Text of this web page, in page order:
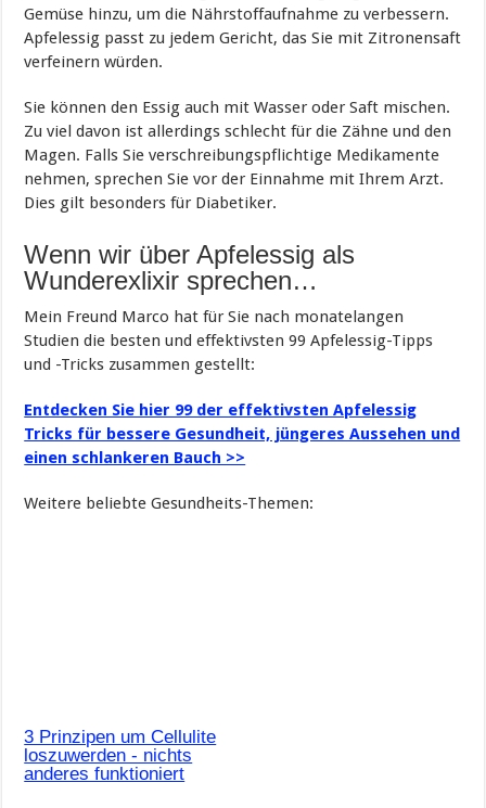
Gemüse hinzu, um die Nährstoffaufnahme zu verbessern.
Apfelessig passt zu jedem Gericht, das Sie mit Zitronensaft
verfeinern würden.
Sie können den Essig auch mit Wasser oder Saft mischen.
Zu viel davon ist allerdings schlecht für die Zähne und den
Magen. Falls Sie verschreibungspflichtige Medikamente
nehmen, sprechen Sie vor der Einnahme mit Ihrem Arzt.
Dies gilt besonders für Diabetiker.
Wenn wir über Apfelessig als
Wunderexlixir sprechen…
Mein Freund Marco hat für Sie nach monatelangen
Studien die besten und effektivsten 99 Apfelessig-Tipps
und -Tricks zusammen gestellt:
Entdecken Sie hier 99 der effektivsten Apfelessig
Tricks für bessere Gesundheit, jüngeres Aussehen und
einen schlankeren Bauch >>
Weitere beliebte Gesundheits-Themen:
3 Prinzipen um Cellulite
loszuwerden - nichts
anderes funktioniert